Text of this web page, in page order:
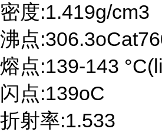
密度:1.419g/cm3
沸点
熔点:139-143
闪点:139oC
折射率:1.533